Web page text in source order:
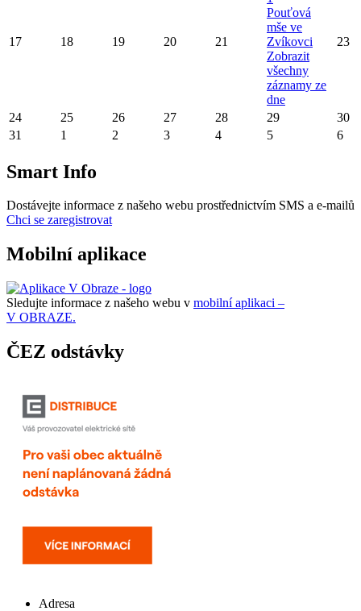
17 18 19 20 21
Pouťová
mše ve
Zvíkovci
Zobrazit
všechny
záznamy ze
dne
23
24 25 26 27 28 29
30
31
1 2 3 4 5 6
Smart Info
Dostávejte informace z našeho webu prostřednictvím SMS a e-mailů
Chci se zaregistrovat
Mobilní aplikace
Sledujte informace z našeho webu v mobilní aplikaci –
V OBRAZE.
ČEZ odstávky
Adresa